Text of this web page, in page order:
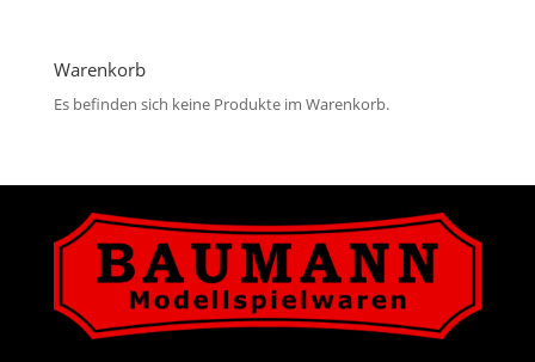
Warenkorb
Es befinden sich keine Produkte im Warenkorb.